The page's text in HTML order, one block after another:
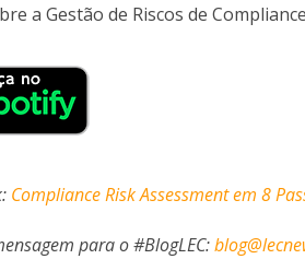
a Gestão de Riscos de
Compliance Risk Assessment em 8
para o #BlogLEC: